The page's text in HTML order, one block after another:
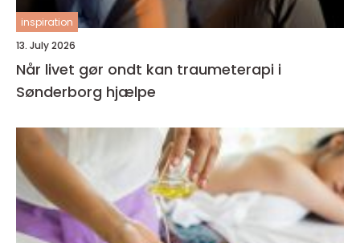
inspiration
13. July 2026
Når livet gør ondt kan traumeterapi i
Sønderborg hjælpe